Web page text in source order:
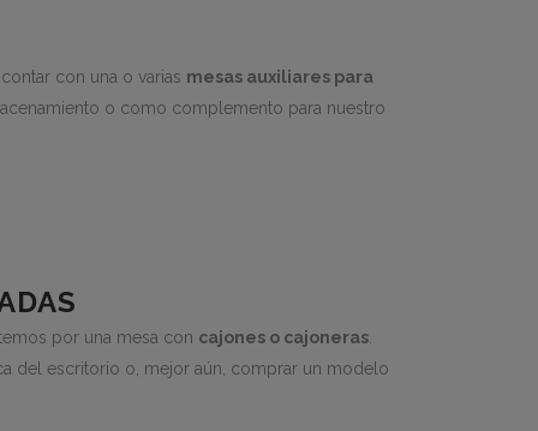
con una o varias mesas auxiliares para
o como complemento para nuestro
por una mesa con cajones o cajoneras
del escritorio o, mejor aún, comprar un modelo